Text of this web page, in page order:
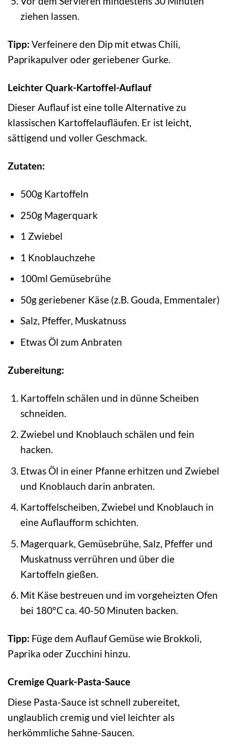
ziehen lassen.
Tipp: Verfeinere den Dip mit etwas Chili,
Paprikapulver oder geriebener Gurke.
Leichter Quark-Kartoffel-Auflauf
Dieser Auflauf ist eine tolle Alternative zu
klassischen Kartoffelaufläufen. Er ist leicht,
sättigend und voller Geschmack.
Zutaten:
500g Kartoffeln
250g Magerquark
1 Zwiebel
1 Knoblauchzehe
100ml Gemüsebrühe
50g geriebener Käse (z.B. Gouda, Emmentaler)
Salz, Pfeffer, Muskatnuss
Etwas Öl zum Anbraten
Zubereitung:
Kartoffeln schälen und in dünne Scheiben
schneiden.
Zwiebel und Knoblauch schälen und fein
hacken.
Etwas Öl in einer Pfanne erhitzen und Zwiebel
und Knoblauch darin anbraten.
Kartoffelscheiben, Zwiebel und Knoblauch in
eine Auflaufform schichten.
Magerquark, Gemüsebrühe, Salz, Pfeffer und
Muskatnuss verrühren und über die
Kartoffeln gießen.
Mit Käse bestreuen und im vorgeheizten Ofen
bei 180°C ca. 40-50 Minuten backen.
Tipp: Füge dem Auflauf Gemüse wie Brokkoli,
Paprika oder Zucchini hinzu.
Cremige Quark-Pasta-Sauce
Diese Pasta-Sauce ist schnell zubereitet,
unglaublich cremig und viel leichter als
herkömmliche Sahne-Saucen.